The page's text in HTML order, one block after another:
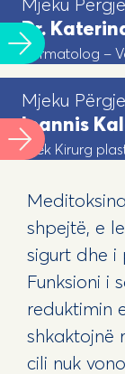
Dr.
Dermatolog –
Mjeku
Ioannis
Mjek Kirurg
shpejtë, e
sigurt dhe i
Funksioni i
reduktimin
shkaktojnë
cili nuk